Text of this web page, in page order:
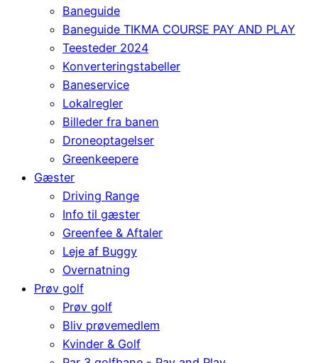
Baneguide
Baneguide TIKMA COURSE PAY AND PLAY
Teesteder 2024
Konverteringstabeller
Baneservice
Lokalregler
Billeder fra banen
Droneoptagelser
Greenkeepere
Gæster
Driving Range
Info til gæster
Greenfee & Aftaler
Leje af Buggy
Overnatning
Prøv golf
Prøv golf
Bliv prøvemedlem
Kvinder & Golf